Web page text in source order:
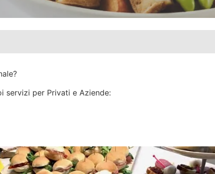
servizi per Privati e Aziende: